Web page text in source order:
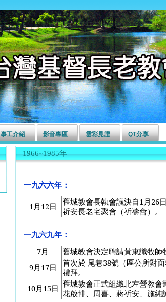
事工介紹 影音專區 雲彩見證 QT分享
1966~1985年
一九六六年：
1月12日
舊城教會長執會議決自1月26
祈安長老宅聚會（祈禱會）。
一九六九年：
7月
舊城教會決定聘請黃東識牧師
9月17日
首次於 尾巷38號（區公所對
禮拜。
10月15日 舊城教會正式組織北左營教會
花啟忡、周喜、蔣祈安、施純